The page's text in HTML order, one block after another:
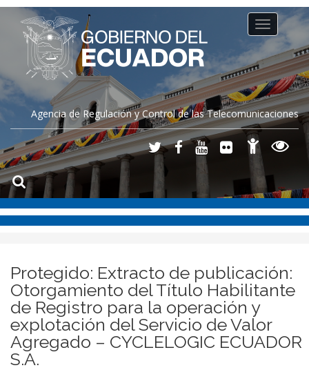
Agencia de Regulación y Control de las Telecomunicaciones
Toggle
navigation
Protegido: Extracto de publicación:
Otorgamiento del Título Habilitante
de Registro para la operación y
explotación del Servicio de Valor
Agregado – CYCLELOGIC ECUADOR
S.A.